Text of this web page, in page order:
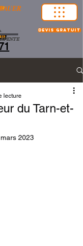
devis gratuit
du Tarn-et-
lecture
2023